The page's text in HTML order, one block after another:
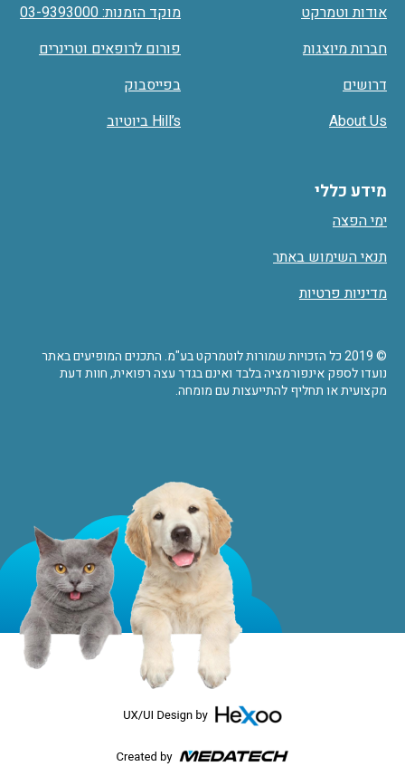
אודות וטמרקט
חברות מיוצגות
דרושים
About Us
מידע כללי
ימי הפצה
תנאי השימוש באתר
מדיניות פרטיות
מוקד הזמנות: 03-9393000
פורום לרופאים וטרינרים
בפייסבוק
Hill’s ביוטיוב
© 2019 כל הזכויות שמורות לוטמרקט בע"מ. התכנים המופיעים באתר
נועדו לספק אינפורמציה בלבד ואינם בגדר עצה רפואית, חוות דעת
מקצועית או תחליף להתייעצות עם מומחה.